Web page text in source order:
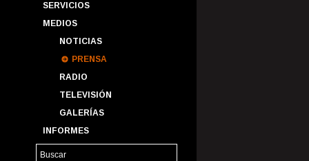
SERVICIOS
MEDIOS
NOTICIAS
PRENSA
RADIO
TELEVISIÓN
GALERÍAS
INFORMES